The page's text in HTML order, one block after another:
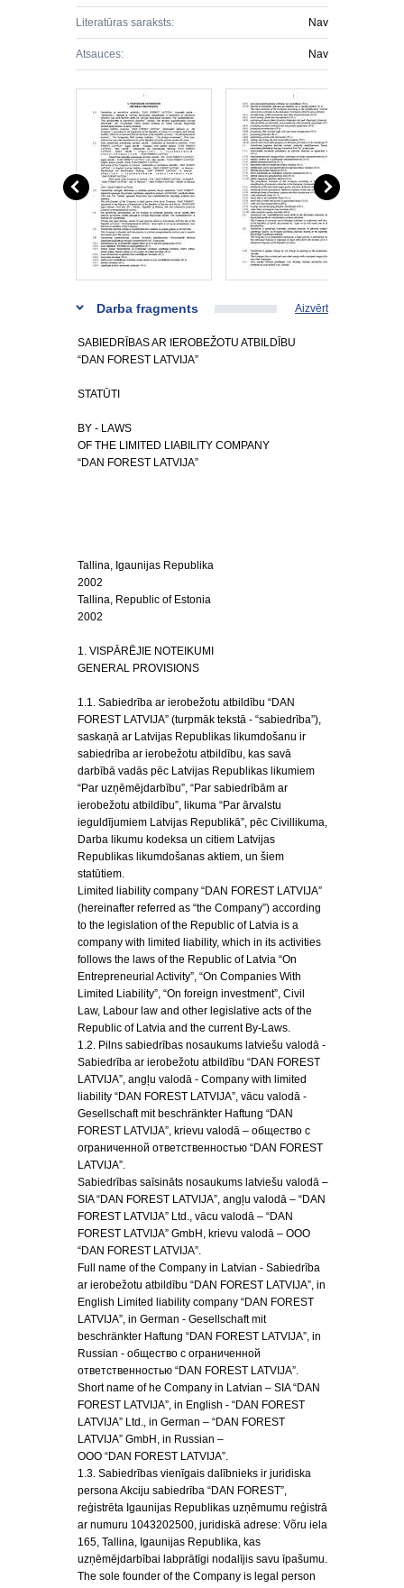
Literatūras saraksts: Nav
Atsauces: Nav
Darba fragments Aizvērt
SABIEDRĪBAS AR IEROBEŽOTU ATBILDĪBU
“DAN FOREST LATVIJA”
STATŪTI
BY - LAWS
OF THE LIMITED LIABILITY COMPANY
“DAN FOREST LATVIJA”
Tallina, Igaunijas Republika
2002
Tallina, Republic of Estonia
2002
1. VISPĀRĒJIE NOTEIKUMI
GENERAL PROVISIONS
1.1. Sabiedrība ar ierobežotu atbildību “DAN
FOREST LATVIJA” (turpmāk tekstā - “sabiedrība”),
saskaņā ar Latvijas Republikas likumdošanu ir
sabiedrība ar ierobežotu atbildību, kas savā
darbībā vadās pēc Latvijas Republikas likumiem
“Par uzņēmējdarbību”, “Par sabiedrībām ar
ierobežotu atbildību”, likuma “Par ārvalstu
ieguldījumiem Latvijas Republikā”, pēc Civillikuma,
Darba likumu kodeksa un citiem Latvijas
Republikas likumdošanas aktiem, un šiem
statūtiem.
Limited liability company “DAN FOREST LATVIJA”
(hereinafter referred as “the Company”) according
to the legislation of the Republic of Latvia is a
company with limited liability, which in its activities
follows the laws of the Republic of Latvia “On
Entrepreneurial Activity”, “On Companies With
Limited Liability”, “On foreign investment”, Civil
Law, Labour law and other legislative acts of the
Republic of Latvia and the current By-Laws.
1.2. Pilns sabiedrības nosaukums latviešu valodā -
Sabiedrība ar ierobežotu atbildību “DAN FOREST
LATVIJA”, angļu valodā - Company with limited
liability “DAN FOREST LATVIJA”, vācu valodā -
Gesellschaft mit beschränkter Haftung “DAN
FOREST LATVIJA”, krievu valodā – общество с
ограниченной ответственностью “DAN FOREST
LATVIJA”.
Sabiedrības saīsināts nosaukums latviešu valodā –
SIA “DAN FOREST LATVIJA”, angļu valodā – “DAN
FOREST LATVIJA” Ltd., vācu valodā – “DAN
FOREST LATVIJA” GmbH, krievu valodā – OOO
“DAN FOREST LATVIJA”.
Full name of the Company in Latvian - Sabiedrība
ar ierobežotu atbildību “DAN FOREST LATVIJA”, in
English Limited liability company “DAN FOREST
LATVIJA”, in German - Gesellschaft mit
beschränkter Haftung “DAN FOREST LATVIJA”, in
Russian - общество с ограниченной
ответственностью “DAN FOREST LATVIJA”.
Short name of he Company in Latvian – SIA “DAN
FOREST LATVIJA”, in English - “DAN FOREST
LATVIJA” Ltd., in German – “DAN FOREST
LATVIJA” GmbH, in Russian –
OOO “DAN FOREST LATVIJA”.
1.3. Sabiedrības vienīgais dalībnieks ir juridiska
persona Akciju sabiedrība “DAN FOREST”,
reģistrēta Igaunijas Republikas uzņēmumu reģistrā
ar numuru 1043202500, juridiskā adrese: Võru iela
165, Tallina, Igaunijas Republika, kas
uzņēmējdarbībai labprātīgi nodalījis savu īpašumu.
The sole founder of the Company is legal person